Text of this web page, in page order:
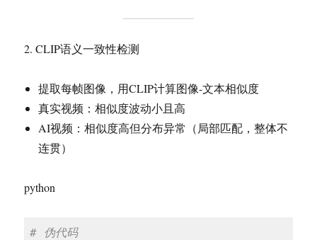
2. CLIP语义一致性检测
提取每帧图像，用CLIP计算图像-文本相似度
真实视频：相似度波动小且高
AI视频：相似度高但分布异常（局部匹配，整体不
连贯）
python
# 伪代码